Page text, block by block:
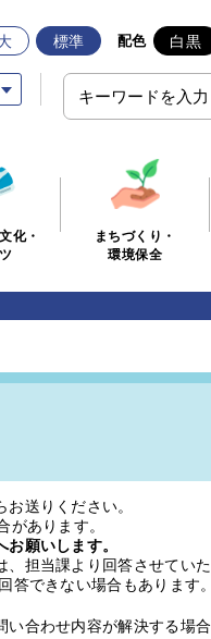
標準 配色 白黒
化・
まちづくり・
環境保全
送りください。
あります。
願いします。
、担当課より回答させていた
答できない場合もあります。
い合わせ内容が解決する場合